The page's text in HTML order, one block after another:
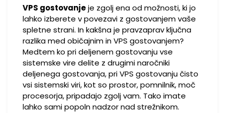
VPS gostovanjeje zgolj ena od možnosti, ki jo
lahko izberete v povezavi z gostovanjem vaše
spletne strani. In kakšna je pravzaprav ključna
razlika med običajnim in VPS gostovanjem?
Medtem ko pri deljenem gostovanju vse
sistemske vire delite z drugimi naročniki
deljenega gostovanja, pri VPS gostovanju čisto
vsi sistemski viri, kot so prostor, pomnilnik, moč
procesorja, pripadajo zgolj vam. Tako imate
lahko sami popoln nadzor nad strežnikom.